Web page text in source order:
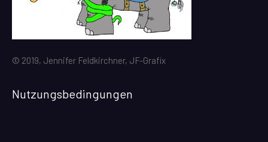
© 2019, Jennifer Feldkirchner, JF-Grafix
Nutzungsbedingungen